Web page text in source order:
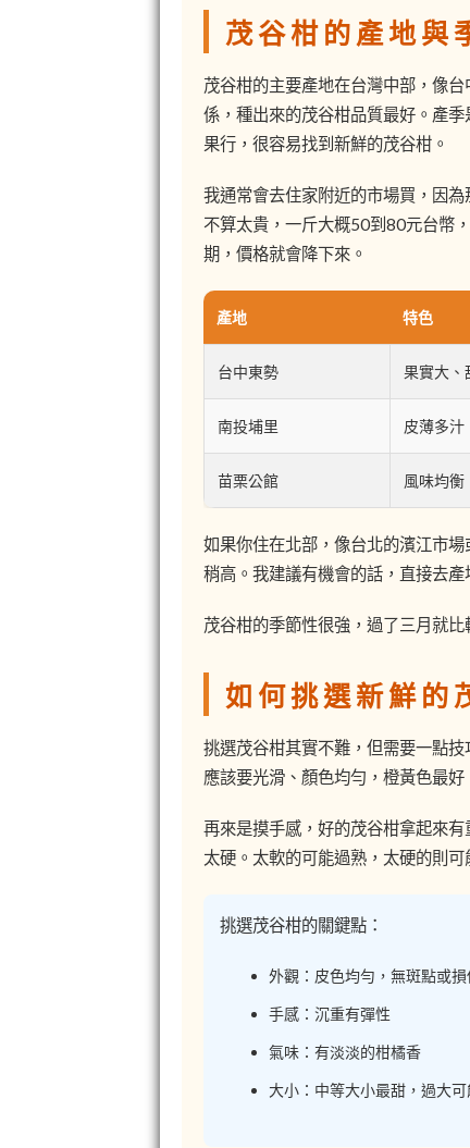
茂谷柑的產地與
茂谷柑的主要產地在台灣中部，像
係，種出來的茂谷柑品質最好。產
果行，很容易找到新鮮的茂谷柑。
我通常會去住家附近的市場買，因
不算太貴，一斤大概50到80元台幣
期，價格就會降下來。
產地 特色
台中東勢 果實大、
南投埔里 皮薄多汁
苗栗公館 風味均衡
如果你住在北部，像台北的濱江市
稍高。我建議有機會的話，直接去產
茂谷柑的季節性很強，過了三月就
如何挑選新鮮的
挑選茂谷柑其實不難，但需要一點
應該要光滑、顏色均勻，橙黃色最
再來是摸手感，好的茂谷柑拿起來
太硬。太軟的可能過熟，太硬的則可
挑選茂谷柑的關鍵點：
外觀：皮色均勻，無斑點或損
手感：沉重有彈性
氣味：有淡淡的柑橘香
大小：中等大小最甜，過大